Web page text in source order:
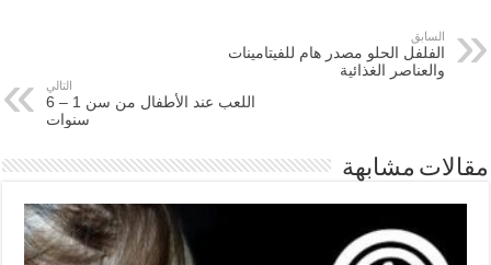
السابق
الفلفل الحلو مصدر هام للفيتامينات
والعناصر الغذائية
التالي
اللعب عند الأطفال من سن 1 – 6
سنوات
مقالات مشابهة